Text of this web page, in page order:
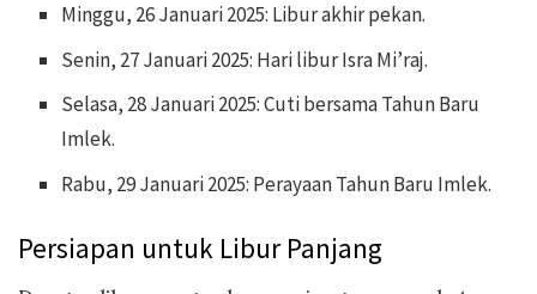
Minggu, 26 Januari 2025: Libur akhir pekan.
Senin, 27 Januari 2025: Hari libur Isra Mi’raj.
Selasa, 28 Januari 2025: Cuti bersama Tahun Baru
Imlek.
Rabu, 29 Januari 2025: Perayaan Tahun Baru Imlek.
Persiapan untuk Libur Panjang